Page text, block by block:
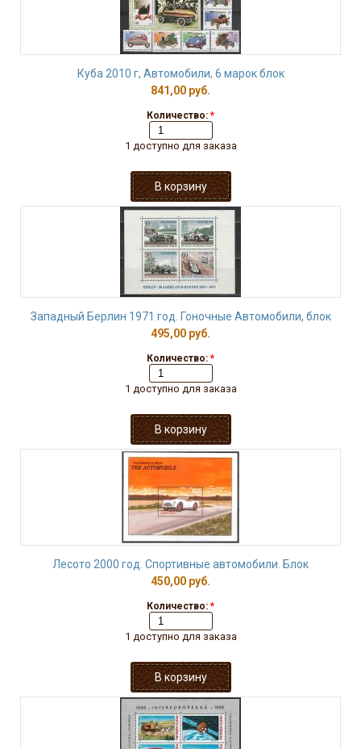
Куба 2010 г, Автомобили, 6 марок блок
841,00 руб.
Количество: *
1 доступно для заказа
Западный Берлин 1971 год. Гоночные Автомобили, блок
495,00 руб.
Количество: *
1 доступно для заказа
Лесото 2000 год. Спортивные автомобили. Блок
450,00 руб.
Количество: *
1 доступно для заказа